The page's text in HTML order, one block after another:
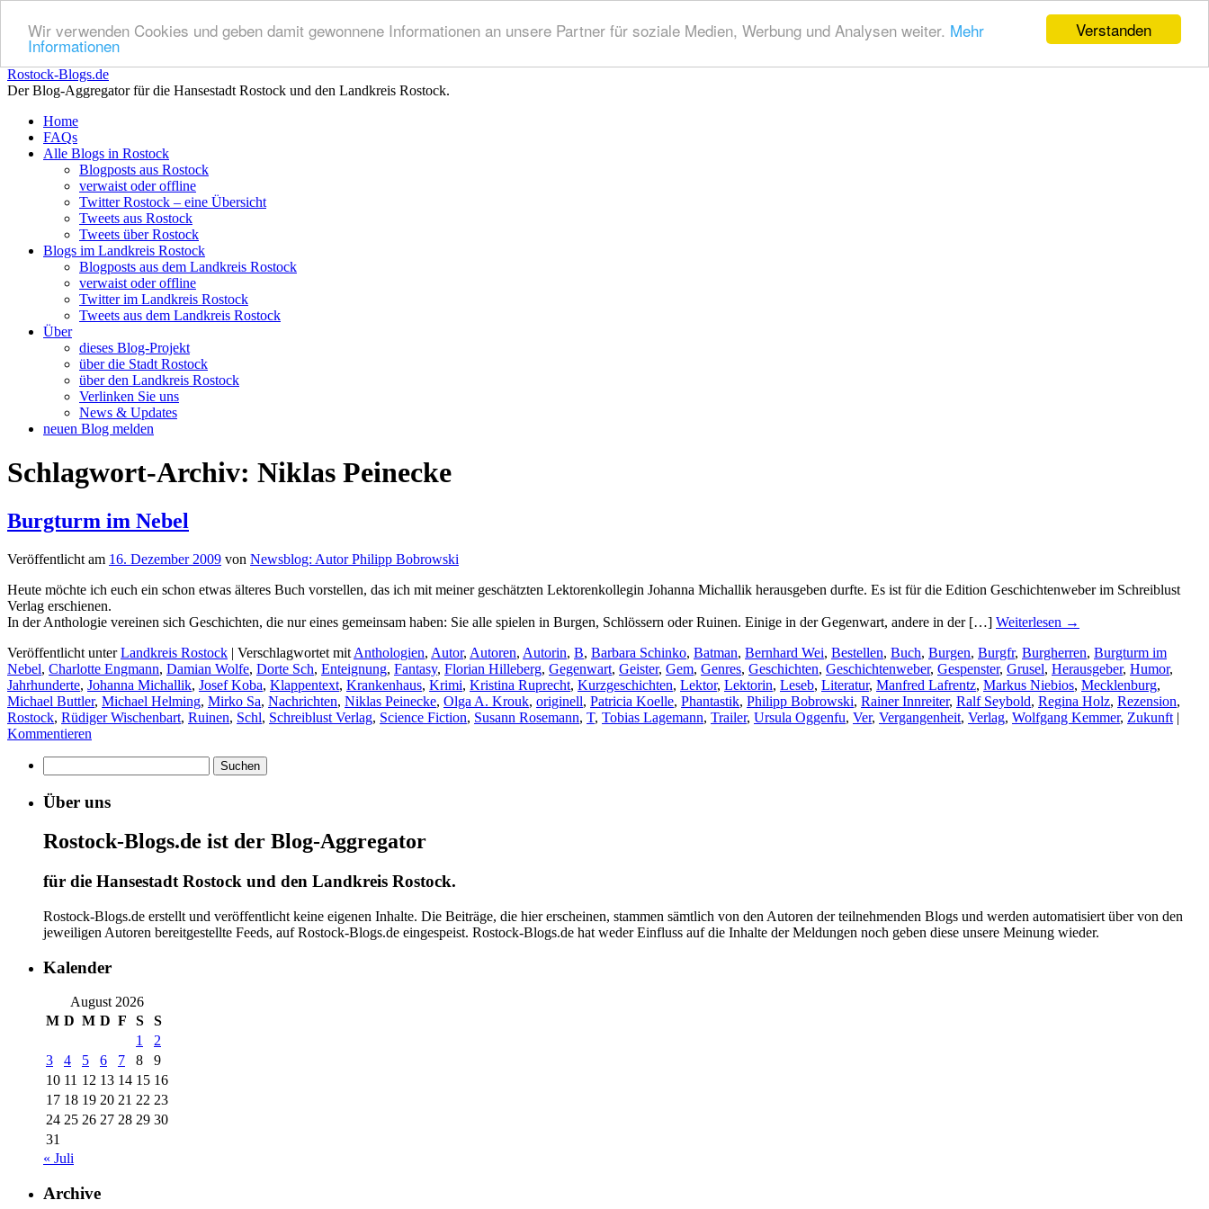
Verstanden
Wir verwenden Cookies und geben damit gewonnene Informationen an unsere Partner für soziale Medien, Werbung und Analysen weiter. Mehr
Informationen
Rostock-Blogs.de
Der Blog-Aggregator für die Hansestadt Rostock und den Landkreis Rostock.
Zum
Inhalt
springen
Home
FAQs
Alle Blogs in Rostock
Blogposts aus Rostock
verwaist oder offline
Twitter Rostock – eine Übersicht
Tweets aus Rostock
Tweets über Rostock
Blogs im Landkreis Rostock
Blogposts aus dem Landkreis Rostock
verwaist oder offline
Twitter im Landkreis Rostock
Tweets aus dem Landkreis Rostock
Über
dieses Blog-Projekt
über die Stadt Rostock
über den Landkreis Rostock
Verlinken Sie uns
News & Updates
neuen Blog melden
Schlagwort-Archiv: Niklas Peinecke
Burgturm im Nebel
Veröffentlicht am 16. Dezember 2009 von Newsblog: Autor Philipp Bobrowski
Heute möchte ich euch ein schon etwas älteres Buch vorstellen, das ich mit meiner geschätzten Lektorenkollegin Johanna Michallik herausgeben durfte. Es ist für die Edition Geschichtenweber im Schreiblust
Verlag erschienen.
In der Anthologie vereinen sich Geschichten, die nur eines gemeinsam haben: Sie alle spielen in Burgen, Schlössern oder Ruinen. Einige in der Gegenwart, andere in der […] Weiterlesen →
Veröffentlicht unter Landkreis Rostock | Verschlagwortet mit Anthologien, Autor, Autoren, Autorin, B, Barbara Schinko, Batman, Bernhard Wei, Bestellen, Buch, Burgen, Burgfr, Burgherren, Burgturm im
Nebel, Charlotte Engmann, Damian Wolfe, Dorte Sch, Enteignung, Fantasy, Florian Hilleberg, Gegenwart, Geister, Gem, Genres, Geschichten, Geschichtenweber, Gespenster, Grusel, Herausgeber, Humor,
Jahrhunderte, Johanna Michallik, Josef Koba, Klappentext, Krankenhaus, Krimi, Kristina Ruprecht, Kurzgeschichten, Lektor, Lektorin, Leseb, Literatur, Manfred Lafrentz, Markus Niebios, Mecklenburg,
Michael Buttler, Michael Helming, Mirko Sa, Nachrichten, Niklas Peinecke, Olga A. Krouk, originell, Patricia Koelle, Phantastik, Philipp Bobrowski, Rainer Innreiter, Ralf Seybold, Regina Holz, Rezension,
Rostock, Rüdiger Wischenbart, Ruinen, Schl, Schreiblust Verlag, Science Fiction, Susann Rosemann, T, Tobias Lagemann, Trailer, Ursula Oggenfu, Ver, Vergangenheit, Verlag, Wolfgang Kemmer, Zukunft |
Kommentieren
nach:
Über uns
Rostock-Blogs.de ist der Blog-Aggregator
für die Hansestadt Rostock und den Landkreis Rostock.
Rostock-Blogs.de erstellt und veröffentlicht keine eigenen Inhalte. Die Beiträge, die hier erscheinen, stammen sämtlich von den Autoren der teilnehmenden Blogs und werden automatisiert über von den
jeweiligen Autoren bereitgestellte Feeds, auf Rostock-Blogs.de eingespeist. Rostock-Blogs.de hat weder Einfluss auf die Inhalte der Meldungen noch geben diese unsere Meinung wieder.
Kalender
August 2026
M D M D F S
S
1
2
3
4 5 6 7 8
9
10 11 12 13 14 15 16
17 18 19 20 21 22 23
24 25 26 27 28 29 30
31
« Juli
Archive